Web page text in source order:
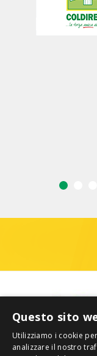
Questo sito
Utilizziamo i cookie
analizzare il nostro